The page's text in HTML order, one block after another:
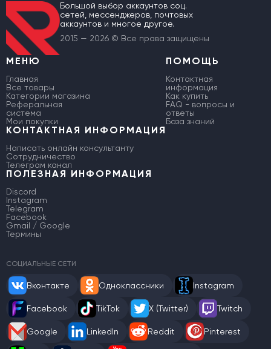
Большой выбор аккаунтов соц.
сетей, мессенджеров, почтовых
аккаунтов и многое другое.
2015 — 2026 © Все права защищены
МЕНЮ
Главная
Все товары
Категории магазина
Реферальная
система
Мои покупки
ПОМОЩЬ
Контактная
информация
Как купить
FAQ - вопросы и
ответы
База знаний
КОНТАКТНАЯ ИНФОРМАЦИЯ
Написать онлайн консультанту
Сотрудничество
Телеграм канал
ПОЛЕЗНАЯ ИНФОРМАЦИЯ
Discord
Instagram
Telegram
Facebook
Gmail / Google
Термины
СОЦИАЛЬНЫЕ СЕТИ
Вконтакте Одноклассники Instagram
Facebook TikTok X (Twitter) Twitch
Google LinkedIn Reddit Pinterest